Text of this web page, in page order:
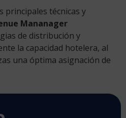
principales técnicas y
Mananager
de distribución y
la capacidad hotelera, al
una óptima asignación de